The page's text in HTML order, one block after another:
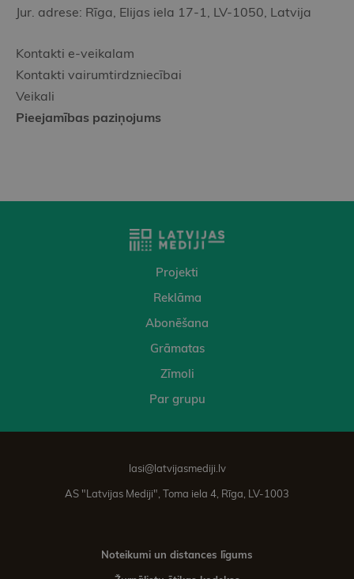
Jur. adrese: Rīga, Elijas iela 17-1, LV-1050, Latvija
Kontakti e-veikalam
Kontakti vairumtirdzniecībai
Veikali
Pieejamības paziņojums
Projekti
Reklāma
Abonēšana
Grāmatas
Zīmoli
Par grupu
lasi@latvijasmediji.lv
AS "Latvijas Mediji", Toma iela 4, Rīga, LV-1003
Noteikumi un distances līgums